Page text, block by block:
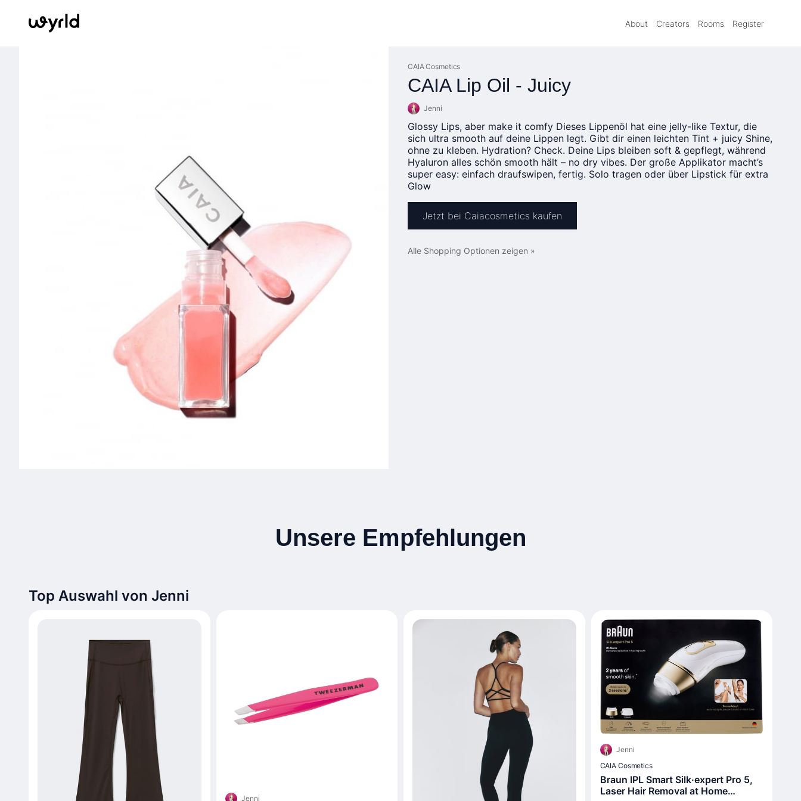
About Creators Rooms Register
CAIA Cosmetics
CAIA Lip Oil - Juicy
Jenni
Glossy Lips, aber make it comfy Dieses Lippenöl hat eine jelly-like Textur, die
sich ultra smooth auf deine Lippen legt. Gibt dir einen leichten Tint + juicy Shine,
ohne zu kleben. Hydration? Check. Deine Lips bleiben soft & gepflegt, während
Hyaluron alles schön smooth hält – no dry vibes. Der große Applikator macht’s
super easy: einfach draufswipen, fertig. Solo tragen oder über Lipstick für extra
Glow
Jetzt bei Caiacosmetics kaufen
Alle Shopping Optionen zeigen »
Unsere Empfehlungen
Top Auswahl von Jenni
Jenni
Jenni
CAIA Cosmetics
Braun IPL Smart Silk·expert Pro 5,
Laser Hair Removal at Home